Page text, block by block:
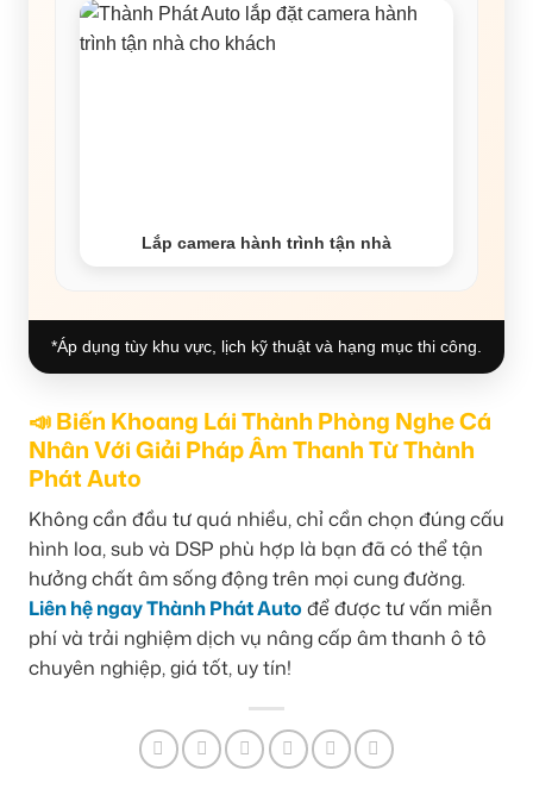
Lắp camera hành trình tận nhà
*Áp dụng tùy khu vực, lịch kỹ thuật và hạng mục thi công.
📣 Biến Khoang Lái Thành Phòng Nghe Cá
Nhân Với Giải Pháp Âm Thanh Từ Thành
Phát Auto
Không cần đầu tư quá nhiều, chỉ cần chọn đúng cấu
hình loa, sub và DSP phù hợp là bạn đã có thể tận
hưởng chất âm sống động trên mọi cung đường.
Liên hệ ngay Thành Phát Autođể được tư vấn miễn
phí và trải nghiệm dịch vụ nâng cấp âm thanh ô tô
chuyên nghiệp, giá tốt, uy tín!